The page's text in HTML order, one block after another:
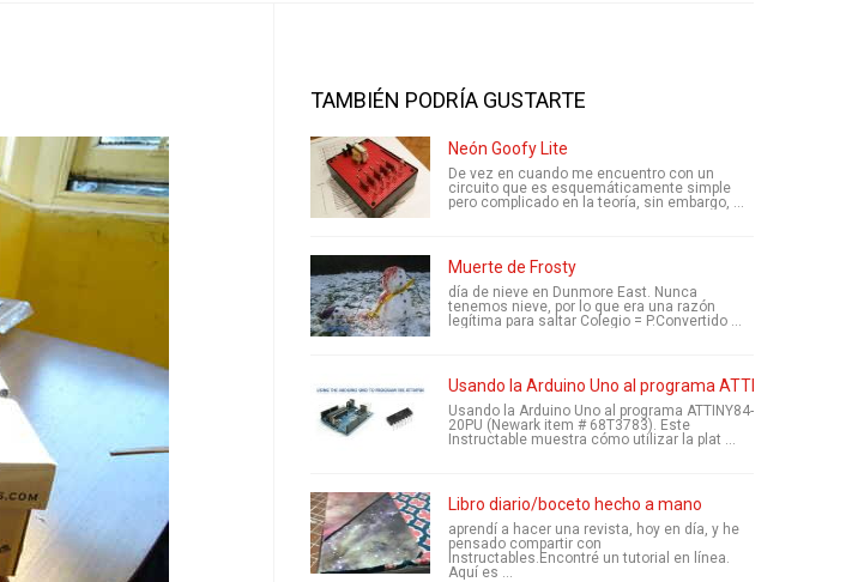
TAMBIÉN PODRÍA GUSTARTE
Neón Goofy Lite
De vez en cuando me encuentro con un
circuito que es esquemáticamente simple
pero complicado en la teoría, sin embargo, ...
Muerte de Frosty
día de nieve en Dunmore East. Nunca
tenemos nieve, por lo que era una razón
legítima para saltar Colegio = P.Convertido ...
Usando la Arduino Uno al programa ATTINY84-20PU
Usando la Arduino Uno al programa ATTINY84-
20PU (Newark item # 68T3783). Este
Instructable muestra cómo utilizar la plat ...
Libro diario/boceto hecho a mano
aprendí a hacer una revista, hoy en día, y he
pensado compartir con
Instructables.Encontré un tutorial en línea.
Aquí es ...